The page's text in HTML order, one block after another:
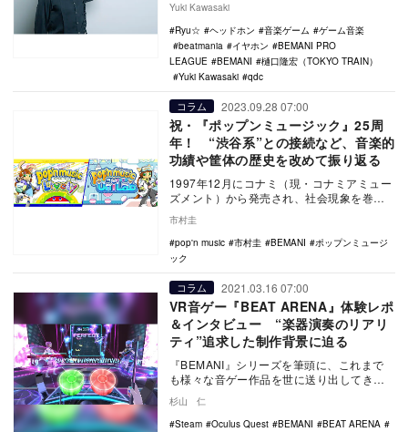
Yuki Kawasaki
Ryu☆
ヘッドホン 音楽ゲーム
ゲーム音楽
beatmania
イヤホン
BEMANI PRO
LEAGUE
BEMANI
樋口隆宏（TOKYO TRAIN）
Yuki Kawasaki
qdc
コラム 2023.09.28 07:00
祝・『ポップンミュージック』25周
年！ “渋谷系”との接続など、音楽的
功績や筐体の歴史を改めて振り返る
1997年12月にコナミ（現・コナミアミュー
ズメント）から発売され、社会現象を巻き
起こした『beatmania』のブームも冷め…
市村圭
pop'n music
市村圭 BEMANI
ポップンミュージ
ック
コラム 2021.03.16 07:00
VR音ゲー『BEAT ARENA』体験レポ
＆インタビュー “楽器演奏のリアリ
ティ”追求した制作背景に迫る
『BEMANI』シリーズを筆頭に、これまで
も様々な音ゲー作品を世に送り出してきた
杉山 仁
Steam
Oculus Quest BEMANI
BEAT ARENA